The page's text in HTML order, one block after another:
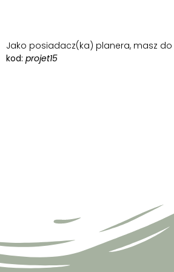
Jako posiadacz(ka) planera, masz do
kod: projet15